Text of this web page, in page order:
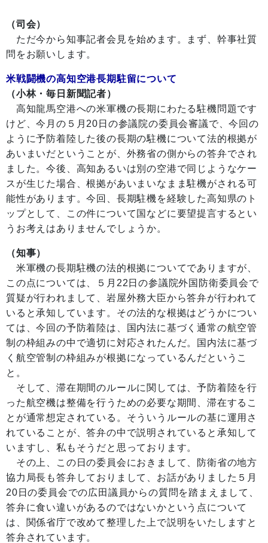
（司会）
ただ今から知事記者会見を始めます。まず、幹事社質
問をお願いします。
米戦闘機の高知空港長期駐留について
（小林・毎日新聞記者）
高知龍馬空港への米軍機の長期にわたる駐機問題です
けど、今月の５月20日の参議院の委員会審議で、今回の
ように予防着陸した後の長期の駐機について法的根拠が
あいまいだということが、外務省の側からの答弁でされ
ました。今後、高知あるいは別の空港で同じようなケー
スが生じた場合、根拠があいまいなまま駐機がされる可
能性があります。今回、長期駐機を経験した高知県のト
ップとして、この件について国などに要望提言するとい
うお考えはありませんでしょうか。
（知事）
米軍機の長期駐機の法的根拠についてでありますが、
この点については、５月22日の参議院外国防衛委員会で
質疑が行われまして、岩屋外務大臣から答弁が行われて
いると承知しています。その法的な根拠はどうかについ
ては、今回の予防着陸は、国内法に基づく通常の航空管
制の枠組みの中で適切に対応されたんだ。国内法に基づ
く航空管制の枠組みが根拠になっているんだというこ
と。
そして、滞在期間のルールに関しては、予防着陸を行
った航空機は整備を行うための必要な期間、滞在するこ
とが通常想定されている。そういうルールの基に運用さ
れていることが、答弁の中で説明されていると承知して
いますし、私もそうだと思っております。
その上、この日の委員会におきまして、防衛省の地方
協力局長も答弁しておりまして、お話がありました５月
20日の委員会での広田議員からの質問を踏まえまして、
答弁に食い違いがあるのではないかという点について
は、関係省庁で改めて整理した上で説明をいたしますと
答弁されています。